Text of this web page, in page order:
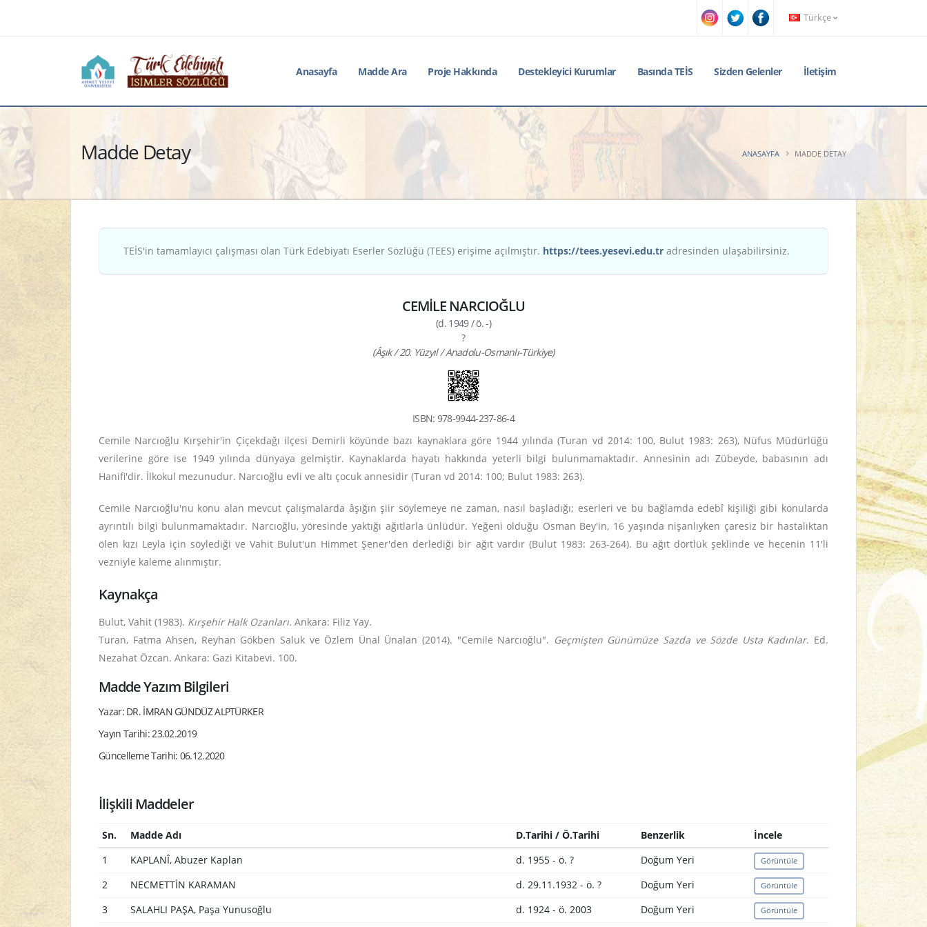
Türkçe
Anasayfa Madde Ara Proje Hakkında Destekleyici Kurumlar Basında TEİS Sizden Gelenler İletişim
Madde Detay ANASAYFA MADDE DETAY
TEİS'in tamamlayıcı çalışması olan Türk Edebiyatı Eserler Sözlüğü (TEES) erişime açılmıştır. https://tees.yesevi.edu.tr adresinden ulaşabilirsiniz.
CEMİLE NARCIOĞLU
(d. 1949 / ö. -)
?
(Âşık / 20. Yüzyıl / Anadolu-Osmanlı-Türkiye)
ISBN: 978-9944-237-86-4
Cemile Narcıoğlu Kırşehir'in Çiçekdağı ilçesi Demirli köyünde bazı kaynaklara göre 1944 yılında (Turan vd 2014: 100, Bulut 1983: 263), Nüfus Müdürlüğü
verilerine göre ise 1949 yılında dünyaya gelmiştir. Kaynaklarda hayatı hakkında yeterli bilgi bulunmamaktadır. Annesinin adı Zübeyde, babasının adı
Hanifi'dir. İlkokul mezunudur. Narcıoğlu evli ve altı çocuk annesidir (Turan vd 2014: 100; Bulut 1983: 263).
Cemile Narcıoğlu'nu konu alan mevcut çalışmalarda âşığın şiir söylemeye ne zaman, nasıl başladığı; eserleri ve bu bağlamda edebî kişiliği gibi konularda
ayrıntılı bilgi bulunmamaktadır. Narcıoğlu, yöresinde yaktığı ağıtlarla ünlüdür. Yeğeni olduğu Osman Bey'in, 16 yaşında nişanlıyken çaresiz bir hastalıktan
ölen kızı Leyla için söylediği ve Vahit Bulut'un Himmet Şener'den derlediği bir ağıt vardır (Bulut 1983: 263-264). Bu ağıt dörtlük şeklinde ve hecenin 11'li
vezniyle kaleme alınmıştır.
Kaynakça
Bulut, Vahit (1983). Kırşehir Halk Ozanları. Ankara: Filiz Yay.
Turan, Fatma Ahsen, Reyhan Gökben Saluk ve Özlem Ünal Ünalan (2014). "Cemile Narcıoğlu". Geçmişten Günümüze Sazda ve Sözde Usta Kadınlar. Ed.
Nezahat Özcan. Ankara: Gazi Kitabevi. 100.
Madde Yazım Bilgileri
Yazar: DR. İMRAN GÜNDÜZ ALPTÜRKER
Yayın Tarihi: 23.02.2019
Güncelleme Tarihi: 06.12.2020
İlişkili Maddeler
Sn. Madde Adı D.Tarihi / Ö.Tarihi Benzerlik
İncele
1
KAPLANÎ, Abuzer Kaplan d. 1955 - ö. ? Doğum Yeri Görüntüle
2 NECMETTİN KARAMAN d. 29.11.1932 - ö. ? Doğum Yeri Görüntüle
3 SALAHLI PAŞA, Paşa Yunusoğlu d. 1924 - ö. 2003 Doğum Yeri Görüntüle